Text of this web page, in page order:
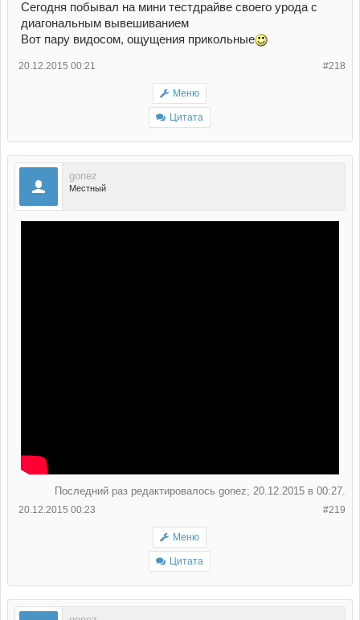
Сегодня побывал на мини тестдрайве своего урода с
диагональным вывешиванием
Вот пару видосом, ощущения прикольные
#218
20.12.2015 00:21
Меню
Цитата
gonez
Местный
Последний раз редактировалось gonez; 20.12.2015 в 00:27.
#219
20.12.2015 00:23
Меню
Цитата